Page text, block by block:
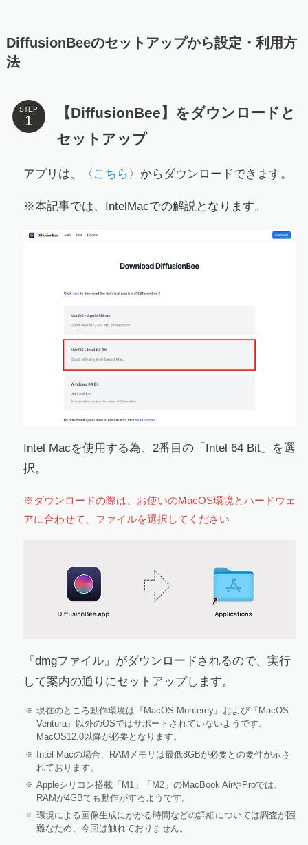
DiffusionBeeのセットアップから設定・利用方
法
STEP
【DiffusionBee】をダウンロードと
セットアップ
アプリは、〈 こちら 〉からダウンロードできます。
※本記事では、IntelMacでの解説となります。
Intel Macを使用する為、2番目の「Intel 64 Bit」を選
択。
※ダウンロードの際は、お使いのMacOS環境とハードウェ
アに合わせて、ファイルを選択してください
『dmgファイル』がダウンロードされるので、実行
して案内の通りにセットアップします。
現在のところ動作環境は『MacOS Monterey』および『MacOS
Ventura』以外のOSではサポートされていないようです。
MacOS12.0以降が必要となります。
Intel Macの場合、RAMメモリは最低8GBが必要との要件が示さ
れております。
Appleシリコン搭載「M1」「M2」のMacBook AirやProでは、
RAMが4GBでも動作がするようです。
環境による画像生成にかかる時間などの詳細については調査が困
難なため、今回は触れておりません。